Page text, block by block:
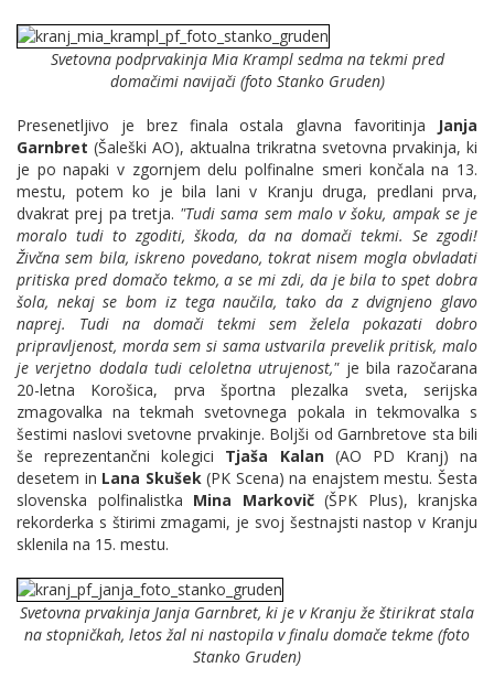
Svetovna podprvakinja Mia Krampl sedma na tekmi pred
domačimi navijači (foto Stanko Gruden)
Presenetljivo je brez finala ostala glavna favoritinja
Janja
Garnbret (Šaleški AO), aktualna trikratna svetovna prvakinja, ki
je po napaki v zgornjem delu polfinalne smeri končala na 13.
mestu, potem ko je bila lani v Kranju druga, predlani prva,
dvakrat prej pa tretja. "Tudi sama sem malo v šoku, ampak se je
moralo tudi to zgoditi, škoda, da na domači tekmi. Se zgodi!
Živčna sem bila, iskreno povedano, tokrat nisem mogla obvladati
pritiska pred domačo tekmo, a se mi zdi, da je bila to spet dobra
šola, nekaj se bom iz tega naučila, tako da z dvignjeno glavo
naprej. Tudi na domači tekmi sem želela pokazati dobro
pripravljenost, morda sem si sama ustvarila prevelik pritisk, malo
je verjetno dodala tudi celoletna utrujenost,"je bila razočarana
20-letna Korošica, prva športna plezalka sveta, serijska
zmagovalka na tekmah svetovnega pokala in tekmovalka s
šestimi naslovi svetovne prvakinje. Boljši od Garnbretove sta bili
še reprezentančni kolegici Tjaša Kalan(AO PD Kranj) na
desetem in Lana Skušek(PK Scena) na enajstem mestu. Šesta
slovenska polfinalistka Mina Markovič(ŠPK Plus), kranjska
rekorderka s štirimi zmagami, je svoj šestnajsti nastop v Kranju
sklenila na 15. mestu.
Svetovna prvakinja Janja Garnbret, ki je v Kranju že štirikrat stala
na stopničkah, letos žal ni nastopila v finalu domače tekme (foto
Stanko Gruden)